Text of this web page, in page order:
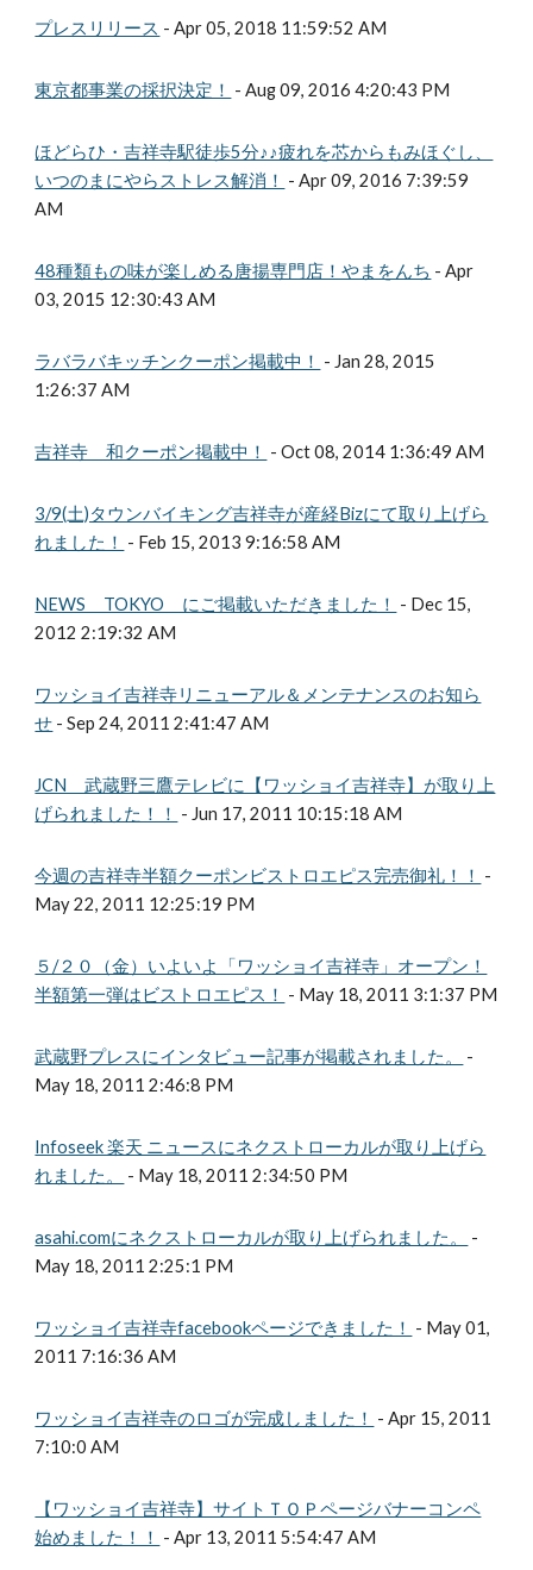
プレスリリース - Apr 05, 2018 11:59:52 AM
東京都事業の採択決定！ - Aug 09, 2016 4:20:43 PM
ほどらひ・吉祥寺駅徒歩5分♪♪疲れを芯からもみほぐし、
いつのまにやらストレス解消！ - Apr 09, 2016 7:39:59
AM
48種類もの味が楽しめる唐揚専門店！やまをんち - Apr
03, 2015 12:30:43 AM
ラバラバキッチンクーポン掲載中！ - Jan 28, 2015
1:26:37 AM
吉祥寺 和クーポン掲載中！ - Oct 08, 2014 1:36:49 AM
3/9(土)タウンバイキング吉祥寺が産経Bizにて取り上げら
れました！ - Feb 15, 2013 9:16:58 AM
NEWS TOKYO にご掲載いただきました！ - Dec 15,
2012 2:19:32 AM
ワッショイ吉祥寺リニューアル＆メンテナンスのお知ら
せ - Sep 24, 2011 2:41:47 AM
JCN 武蔵野三鷹テレビに【ワッショイ吉祥寺】が取り上
げられました！！ - Jun 17, 2011 10:15:18 AM
今週の吉祥寺半額クーポンビストロエピス完売御礼！！ -
May 22, 2011 12:25:19 PM
５/２０（金）いよいよ「ワッショイ吉祥寺」オープン！
半額第一弾はビストロエピス！ - May 18, 2011 3:1:37 PM
武蔵野プレスにインタビュー記事が掲載されました。
-
May 18, 2011 2:46:8 PM
Infoseek 楽天 ニュースにネクストローカルが取り上げら
れました。
- May 18, 2011 2:34:50 PM
asahi.comにネクストローカルが取り上げられました。
-
May 18, 2011 2:25:1 PM
ワッショイ吉祥寺facebookページできました！ - May 01,
2011 7:16:36 AM
ワッショイ吉祥寺のロゴが完成しました！ - Apr 15, 2011
7:10:0 AM
【ワッショイ吉祥寺】サイトＴＯＰページバナーコンペ
始めました！！ - Apr 13, 2011 5:54:47 AM